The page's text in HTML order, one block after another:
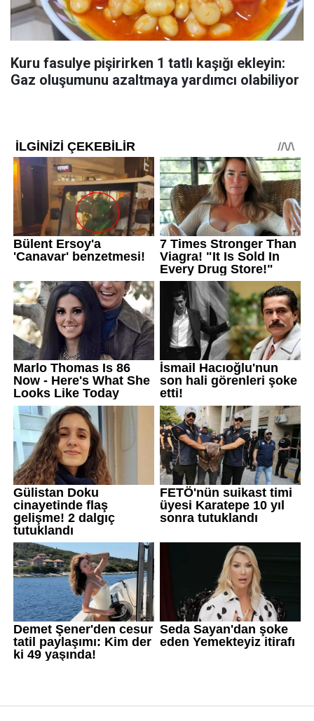
Kuru fasulye pişirirken 1 tatlı kaşığı ekleyin:
Gaz oluşumunu azaltmaya yardımcı olabiliyor